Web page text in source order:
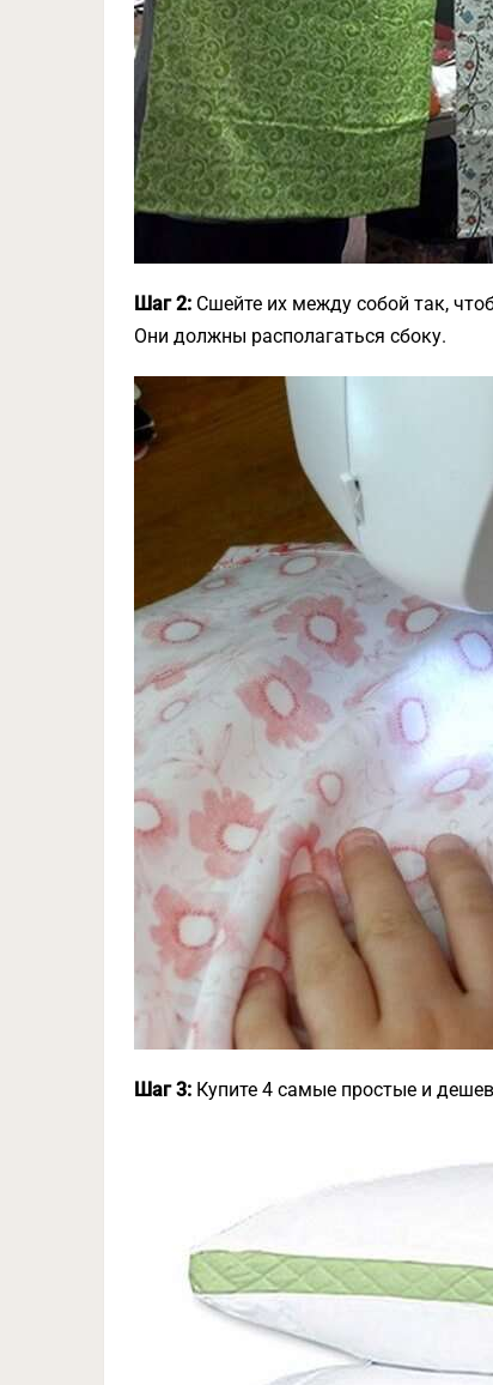
Шаг 2: Сшейте их между собой так,
Они должны располагаться сбоку.
Шаг 3: Купите 4 самые простые и